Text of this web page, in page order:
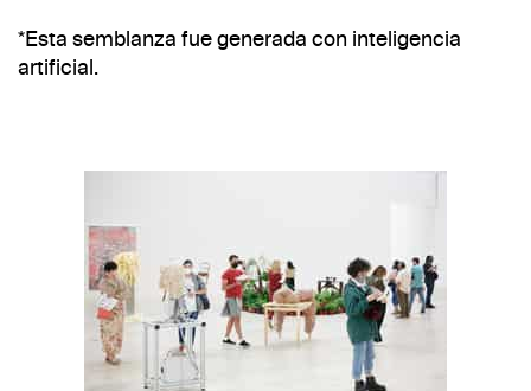
*Esta semblanza fue generada con inteligencia
artificial.